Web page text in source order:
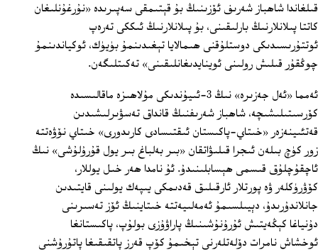
قىلغاندا شاھباز شەرىف ئۆزىنىڭ بۇ قېتىمقى سەپىرىدە «نۇرغۇنلىغان
كاتتا پىلانلارنىڭ بارلىقىنى، بۇ پىلانلارنىڭ ئىككى تەرەپ
ئوتتۇرىسىدىكى دوستلۇقنى ھىمالايا تېغىدىنمۇ بۈيۈك، ئوكياندىنمۇ
چوڭقۇر قىلىش رولىنى ئوينايدىغانلىقىنى» تەكىتلىگەن.
ئەمما «ئەل جەزىرە» نىڭ 3-ئىيۇندىكى مۇلاھىزە ماقالىسىدە
كۆرسىتىلىشىچە، شاھباز شەرىفنىڭ قانداق تەسۋىرلىشىدىن
قەتئىينەزەر «خىتاي-پاكىستان ئىقتىسادى كارىدورى» خىتاي نۆۋەتتە
زور كۈچ بىلەن ئىجرا قىلىۋاتقان «بىر بەلباغ بىر يول قۇرۇلۇشى» نىڭ
ئاچقۇچلۇق قىسمى ھېسابلىنىدۇ. ئۇ نامدا ھەر خىل يوللار،
كۆۋرۈكلەر ۋە پورتلار ئارقىلىق قەدىمكى يىپەك يولىنى قايتىدىن
جانلاندۇرىدۇ، دېيىلسىمۇ ئەمەلىيەتتە خىتاينىڭ ئۆز تەسىرىنى
دۇنياغا كېڭەيتىش ئۇرۇنۇشىنىڭ پاراۋۇزى بولۇپ، پاكىستانغا
ئوخشاش نامرات دۆلەتلەرنى تېخىمۇ كۆپ قەرز پاتقىقىغا پاتۇرۇشنى